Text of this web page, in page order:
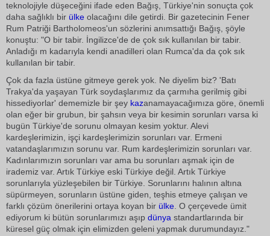
teknolojiyle düşeceğini ifade eden Bağış, Türkiye'nin sonuçta çok
daha sağlıklı bir ülke olacağını dile getirdi. Bir gazetecinin Fener
Rum Patriği Bartholomeos'un sözlerini anımsattığı Bağış, şöyle
konuştu: "O bir tabir. İngilizce'de de çok sık kullanılan bir tabir.
Anladığı m kadarıyla kendi anadilleri olan Rumca'da da çok sık
kullanılan bir tabir.
Çok da fazla üstüne gitmeye gerek yok. Ne diyelim biz? 'Batı
Trakya'da yaşayan Türk soydaşlarımız da çarmıha gerilmiş gibi
hissediyorlar' dememizle bir şey kazanamayacağımıza göre, önemli
olan eğer bir grubun, bir şahsın veya bir kesimin sorunları varsa ki
bugün Türkiye'de sorunu olmayan kesim yoktur. Alevi
kardeşlerimizin, işçi kardeşlerimizin sorunları var. Ermeni
vatandaşlarımızın sorunu var. Rum kardeşlerimizin sorunları var.
Kadınlarımızın sorunları var ama bu sorunları aşmak için de
irademiz var. Artık Türkiye eski Türkiye değil. Artık Türkiye
sorunlarıyla yüzleşebilen bir Türkiye. Sorunlarını halının altına
süpürmeyen, sorunların üstüne giden, teşhis etmeye çalışan ve
farklı çözüm önerilerini ortaya koyan bir ülke . O çerçevede ümit
ediyorum ki bütün sorunlarımızı aşıp dünya standartlarında bir
küresel güç olmak için elimizden geleni yapmak durumundayız."